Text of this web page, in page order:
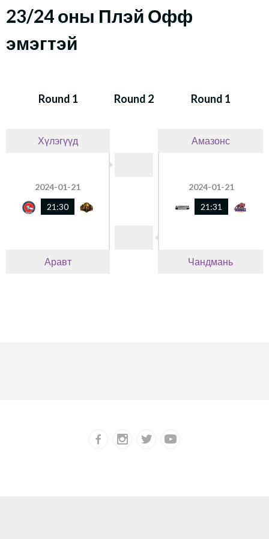
23/24 оны Плэй Офф
эмэгтэй
Round 1 Round 2 Round 1
Хүлэгүүд Амазонс
2024-01-21
21:30
2024-01-21
21:31
Аравт Чандмань